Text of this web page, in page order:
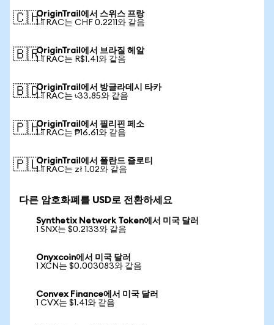
🇨🇭OriginTrail에서 스위스 프랑
1 TRAC는 CHF 0.2211와 같음
🇧🇷OriginTrail에서 브라질 헤알
1 TRAC는 R$1.41와 같음
🇧🇩OriginTrail에서 방글라데시 타카
1 TRAC는 ৳33.85와 같음
🇵🇭OriginTrail에서 필리핀 페소
1 TRAC는 ₱16.61와 같음
🇵🇱OriginTrail에서 폴란드 즐로티
1 TRAC는 zł 1.02와 같음
다른 암호화폐를 USD로 전환하세요
Synthetix Network Token에서 미국 달러
1 SNX는 $0.2133와 같음
Onyxcoin에서 미국 달러
1 XCN는 $0.003083와 같음
Convex Finance에서 미국 달러
1 CVX는 $1.41와 같음